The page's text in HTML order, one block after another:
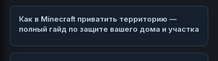
Как в Minecraft приватить территорию —
полный гайд по защите вашего дома и участка